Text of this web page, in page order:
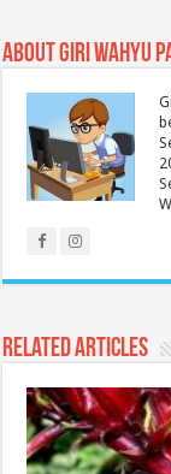
About Giri Wahyu
Related Articles